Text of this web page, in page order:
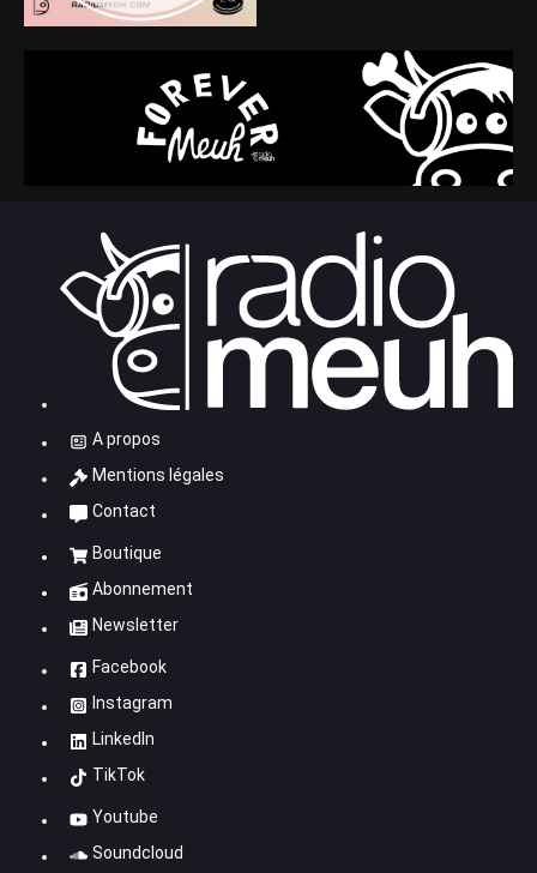
A propos
Mentions légales
Contact
Boutique
Abonnement
Newsletter
Facebook
Instagram
LinkedIn
TikTok
Youtube
Soundcloud